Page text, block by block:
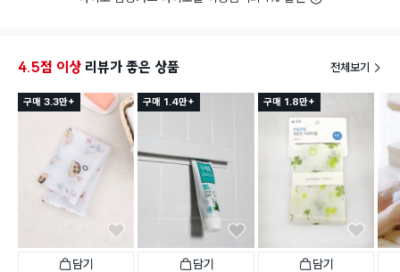
4.5점 이상 리뷰가 좋은 상품 전체보기
구매 3.3만+
담기
구매 1.4만+
담기
구매 1.8만+
담기